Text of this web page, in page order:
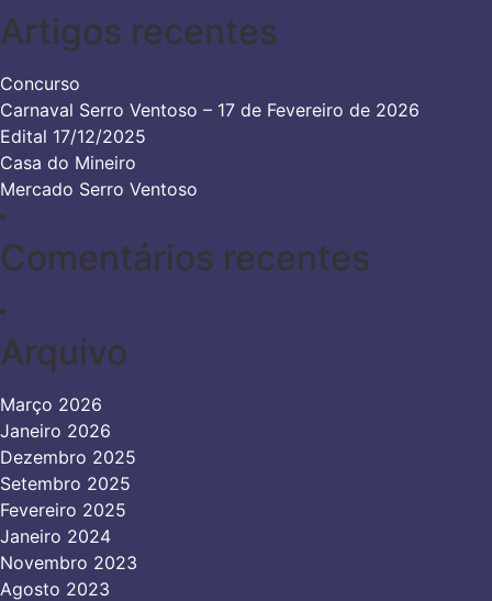
Artigos recentes
Concurso
Carnaval Serro Ventoso – 17 de Fevereiro de 2026
Edital 17/12/2025
Casa do Mineiro
Mercado Serro Ventoso
Comentários recentes
Arquivo
Março 2026
Janeiro 2026
Dezembro 2025
Setembro 2025
Fevereiro 2025
Janeiro 2024
Novembro 2023
Agosto 2023